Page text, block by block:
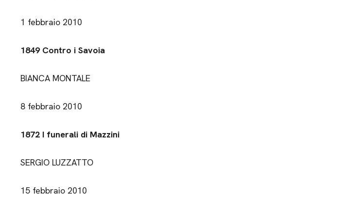
1 febbraio 2010
1849 Contro i Savoia
BIANCA MONTALE
8 febbraio 2010
1872 I funerali di Mazzini
SERGIO LUZZATTO
15 febbraio 2010